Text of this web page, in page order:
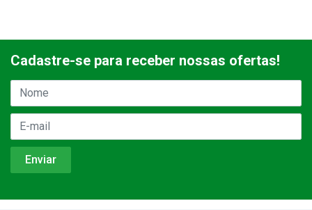
Cadastre-se para receber nossas ofertas!